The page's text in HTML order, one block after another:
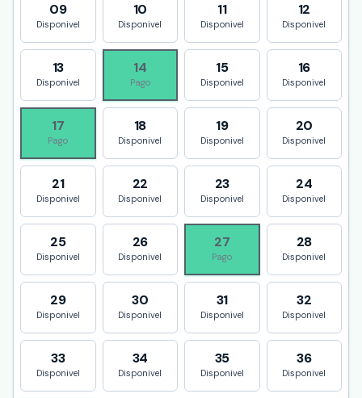
09
Disponivel
10
Disponivel
11
Disponivel
12
Disponivel
13
Disponivel
14
Pago
15
Disponivel
16
Disponivel
17
Pago
18
Disponivel
19
Disponivel
20
Disponivel
21
Disponivel
22
Disponivel
23
Disponivel
24
Disponivel
25
Disponivel
26
Disponivel
27
Pago
28
Disponivel
29
Disponivel
30
Disponivel
31
Disponivel
32
Disponivel
33
Disponivel
34
Disponivel
35
Disponivel
36
Disponivel